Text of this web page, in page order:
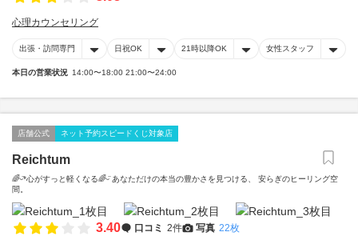
心理カウンセリング
出張・訪問専門 日祝OK 21時以降OK 女性スタッフ
本日の営業状況 14:00〜18:00 21:00〜24:00
店舗公式 ネット予約スピードくじ対象店
Reichtum
🌈ᵕ̈*心がすっと軽くなる🌈ᵕ̈ あなただけの本当の豊かさを見つける、 安らぎのヒーリング空
間。
3.40 口コミ 2件 写真 22枚